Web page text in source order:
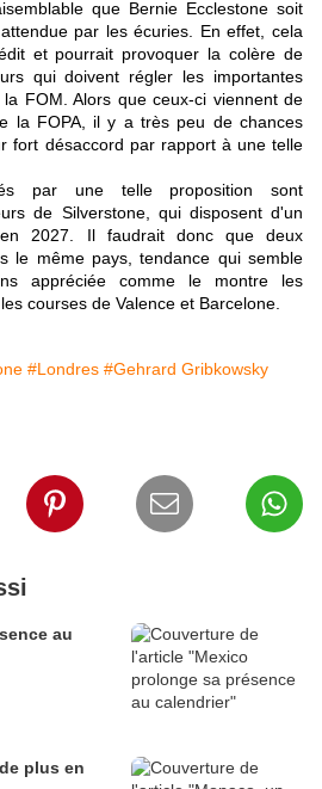
que Bernie Ecclestone soit
par les écuries. En effet, cela
et pourrait provoquer la colère de
qui doivent régler les importantes
la FOM. Alors queceux-ci viennent de
la FOPA, il y a très peu de chances
fort désaccord par rapport à une telle
par une telle proposition sont
de Silverstone, qui disposent d'un
2027 . Il faudrait donc que deux
le même pays, tendance qui semble
appréciée comme le montre les
courses de Valence et Barcelone
#Londres #Gehrard Gribkowsky
au
plus en